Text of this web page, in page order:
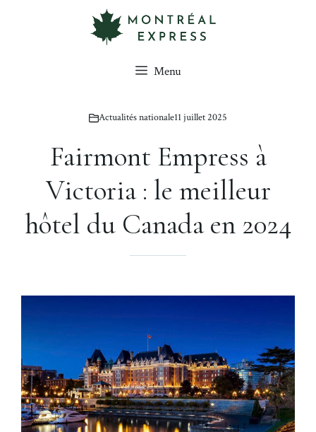
Menu
Actualités nationale11 juillet 2025
Fairmont Empress à
Victoria : le meilleur
hôtel du Canada en 2024